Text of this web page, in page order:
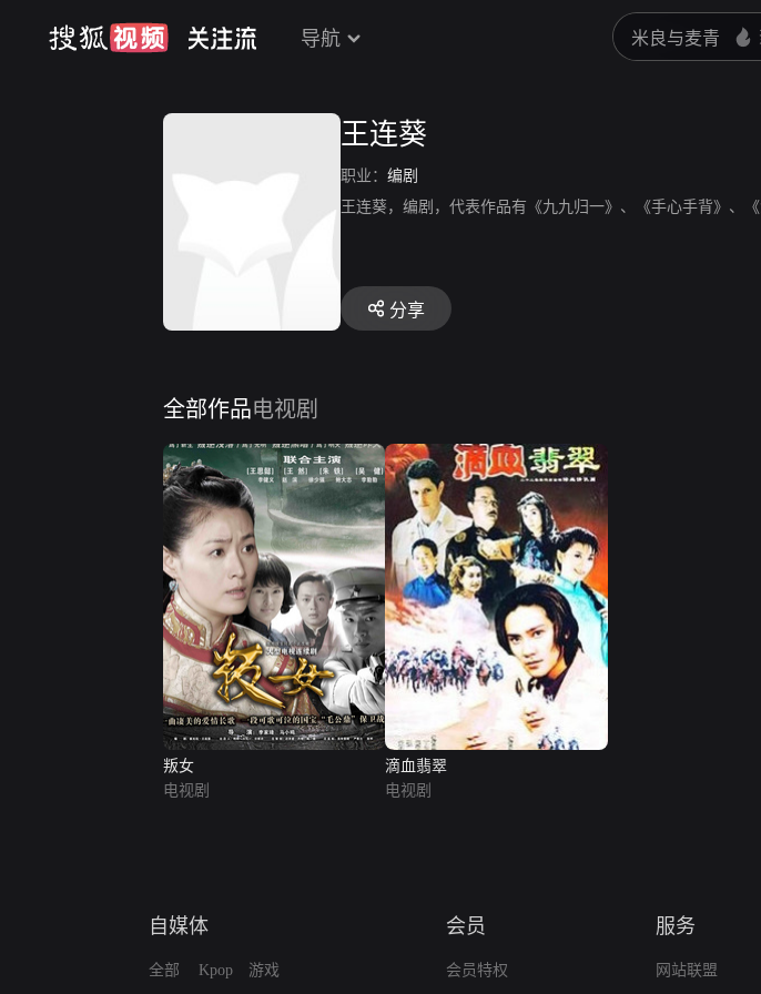
导航
王连葵
职业： 编剧
王连葵，编剧，代表作品有《九九归一》、《手心手背》、《
分享
全部作品电视剧
叛女
电视剧
滴血翡翠
电视剧
自媒体
全部 Kpop 游戏
会员
会员特权
服务
网站联盟